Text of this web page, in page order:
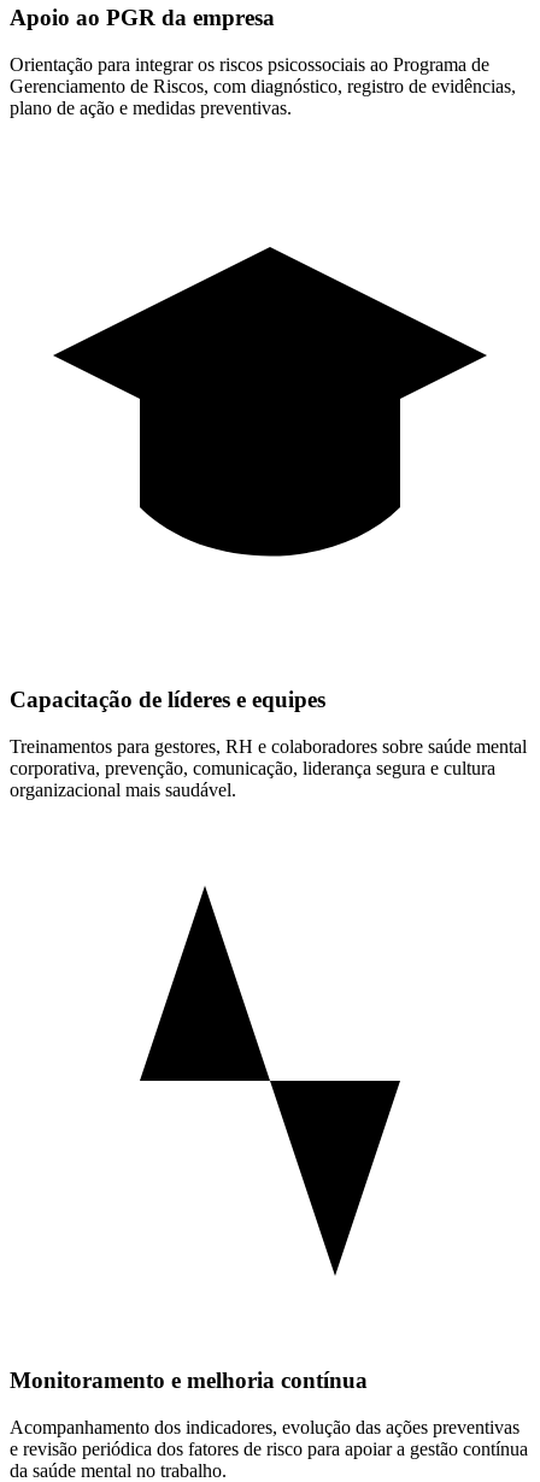
Apoio ao PGR da empresa
Orientação para integrar os riscos psicossociais ao Programa de
Gerenciamento de Riscos, com diagnóstico, registro de evidências,
plano de ação e medidas preventivas.
Capacitação de líderes e equipes
Treinamentos para gestores, RH e colaboradores sobre saúde mental
corporativa, prevenção, comunicação, liderança segura e cultura
organizacional mais saudável.
Monitoramento e melhoria contínua
Acompanhamento dos indicadores, evolução das ações preventivas
e revisão periódica dos fatores de risco para apoiar a gestão contínua
da saúde mental no trabalho.